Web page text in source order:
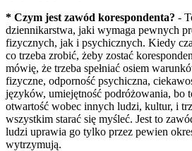
* Czym jest zawód korespondenta? -
dziennikarstwa, jaki wymaga pewnych
fizycznych, jak i psychicznych. Kiedy
co trzeba zrobić, żeby zostać
mówię, że trzeba spełniać osiem
fizyczne, odporność psychiczna,
języków, umiejętność podróżowania, bo
otwartość wobec innych ludzi, kultur, i
wszystkim starać się myśleć. Jest to
ludzi uprawia go tylko przez pewien
wytrzymują.